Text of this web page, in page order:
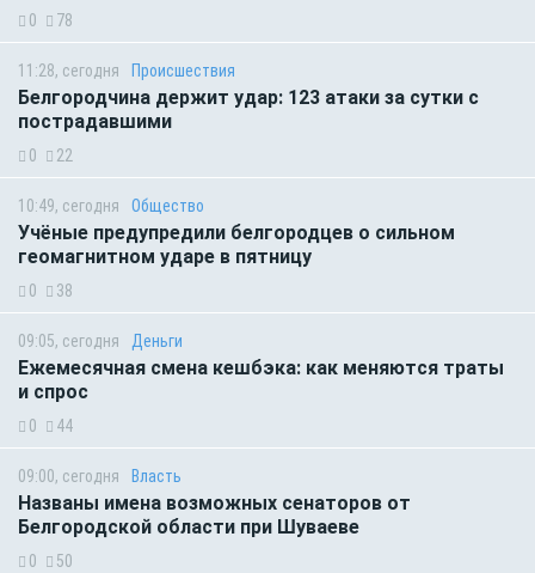
0 78
11:28, сегодня Происшествия
Белгородчина держит удар: 123 атаки за сутки с
пострадавшими
0 22
10:49, сегодня Общество
Учёные предупредили белгородцев о сильном
геомагнитном ударе в пятницу
0 38
09:05, сегодня Деньги
Ежемесячная смена кешбэка: как меняются траты
и спрос
0 44
09:00, сегодня Власть
Названы имена возможных сенаторов от
Белгородской области при Шуваеве
0 50